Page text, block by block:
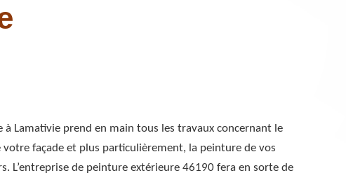
à Lamativie prend en main tous les travaux concernant le
votre façade et plus particulièrement, la peinture de vos
L’entreprise de peinture extérieure 46190 fera en sorte de